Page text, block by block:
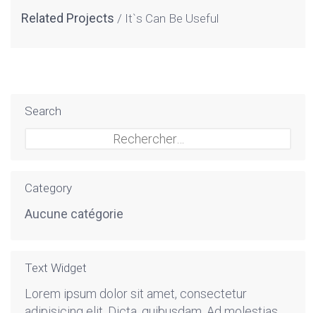
Related Projects It`s Can Be Useful
Search
Category
Aucune catégorie
Text Widget
Lorem ipsum dolor sit amet, consectetur